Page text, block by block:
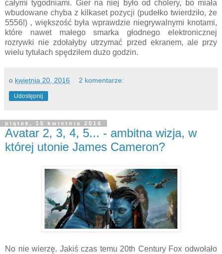
całymi tygodniami. Gier na niej było od cholery, bo miała
wbudowane chyba z kilkaset pozycji (pudełko twierdziło, że
5556!) , większość była wprawdzie niegrywalnymi knotami,
które nawet małego smarka głodnego elektronicznej
rozrywki nie zdołałyby utrzymać przed ekranem, ale przy
wielu tytułach spędziłem dużo godzin.
o kwietnia 20, 2016 2 komentarze:
Udostępnij
piątek, 15 kwietnia 2016
Avatar 2, 3, 4, 5... - ambitna wizja, w
której utonie James Cameron?
No nie wierzę. Jakiś czas temu 20th Century Fox odwołało